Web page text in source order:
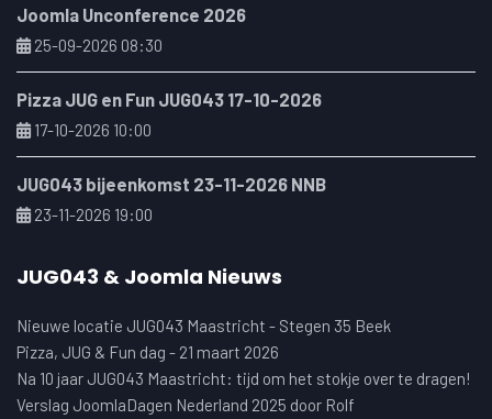
Joomla Unconference 2026
25-09-2026 08:30
Pizza JUG en Fun JUG043 17-10-2026
17-10-2026 10:00
JUG043 bijeenkomst 23-11-2026 NNB
23-11-2026 19:00
JUG043 & Joomla Nieuws
Nieuwe locatie JUG043 Maastricht - Stegen 35 Beek
Pizza, JUG & Fun dag - 21 maart 2026
Na 10 jaar JUG043 Maastricht: tijd om het stokje over te dragen!
Verslag JoomlaDagen Nederland 2025 door Rolf